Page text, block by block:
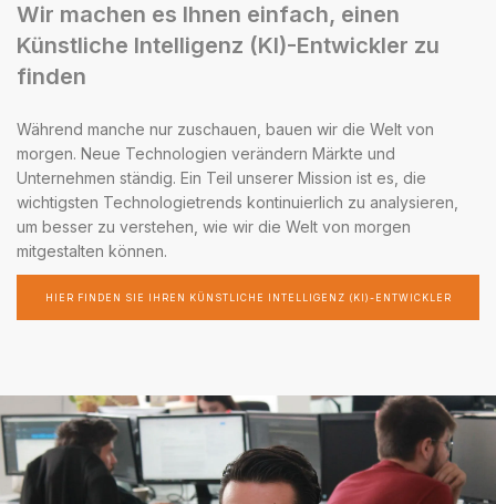
Wir machen es Ihnen einfach, einen
Künstliche Intelligenz (KI)-Entwickler zu
finden
Während manche nur zuschauen, bauen wir die Welt von
morgen. Neue Technologien verändern Märkte und
Unternehmen ständig. Ein Teil unserer Mission ist es, die
wichtigsten Technologietrends kontinuierlich zu analysieren,
um besser zu verstehen, wie wir die Welt von morgen
mitgestalten können.
HIER FINDEN SIE IHREN KÜNSTLICHE INTELLIGENZ (KI)-ENTWICKLER